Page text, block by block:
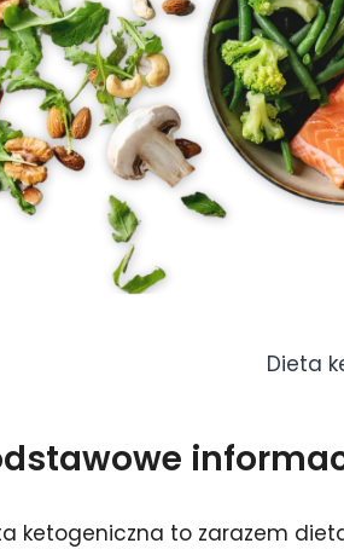
Dieta
ketogeniczna to zarazem